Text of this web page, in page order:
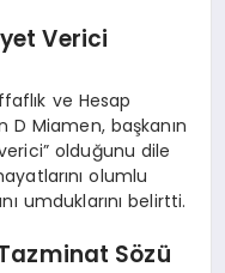
Verici
ve Hesap
D Miamen, başkanın
olduğunu dile
olumlu
umduklarını belirtti.
Sözü